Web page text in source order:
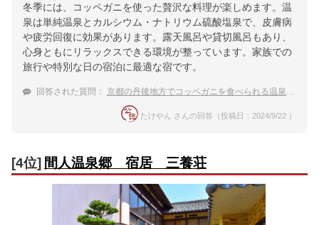
冬季には、コッペガニを使った贅沢な料理が楽しめます。温
泉は単純温泉とカルシウム・ナトリウム硫酸塩泉で、皮膚病
や疲労回復に効果があります。露天風呂や貸切風呂もあり、
心身ともにリラックスできる環境が整っています。家族での
旅行や特別な日の宿泊に最適な宿です。
回答された質問： 京都の丹後地方でコッペガニを食べられる温泉宿を教えて下さい。
たけやん さんの回答（投稿日：2024/9/22 ）
[4位] 間人温泉郷 宿居 三養荘